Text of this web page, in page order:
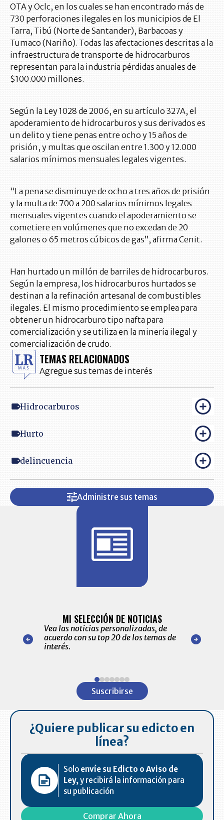
OTA y Oclc, en los cuales se han encontrado más de
730 perforaciones ilegales en los municipios de El
Tarra, Tibú (Norte de Santander), Barbacoas y
Tumaco (Nariño). Todas las afectaciones descritas a la
infraestructura de transporte de hidrocarburos
representan para la industria pérdidas anuales de
$100.000 millones.
Según la Ley 1028 de 2006, en su artículo 327A, el
apoderamiento de hidrocarburos y sus derivados es
un delito y tiene penas entre ocho y 15 años de
prisión, y multas que oscilan entre 1.300 y 12.000
salarios mínimos mensuales legales vigentes.
“La pena se disminuye de ocho a tres años de prisión
y la multa de 700 a 200 salarios mínimos legales
mensuales vigentes cuando el apoderamiento se
cometiere en volúmenes que no excedan de 20
galones o 65 metros cúbicos de gas”, afirma Cenit.
Han hurtado un millón de barriles de hidrocarburos.
Según la empresa, los hidrocarburos hurtados se
destinan a la refinación artesanal de combustibles
ilegales. El mismo procedimiento se emplea para
obtener un hidrocarburo tipo nafta para
comercialización y se utiliza en la minería ilegal y
comercialización de crudo.
TEMAS RELACIONADOS
Agregue sus temas de interés
Hidrocarburos
Hurto
delincuencia
Administre sus temas
nuestro
para
MI SELECCIÓN DE NOTICIAS
Vea las noticias personalizadas, de
acuerdo con su top 20 de los temas de
interés.
de las
Suscribirse
¿Quiere publicar su edicto en
línea?
Solo envíe su Edicto o Aviso de
Ley,y recibirá la información para
su publicación
Comprar Ahora